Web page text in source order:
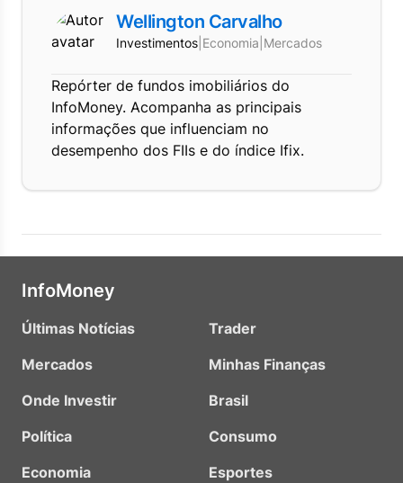
Wellington Carvalho
Investimentos Economia Mercados
Repórter de fundos imobiliários do
InfoMoney. Acompanha as principais
informações que influenciam no
desempenho dos FIIs e do índice Ifix.
InfoMoney
Últimas Notícias
Mercados
Onde Investir
Política
Economia
Trader
Minhas Finanças
Brasil
Consumo
Esportes